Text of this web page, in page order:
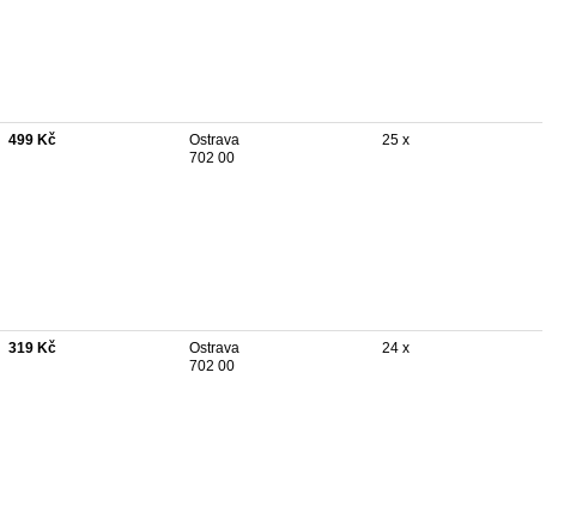
499 Kč
Ostrava
702 00
25 x
319 Kč
Ostrava
702 00
24 x